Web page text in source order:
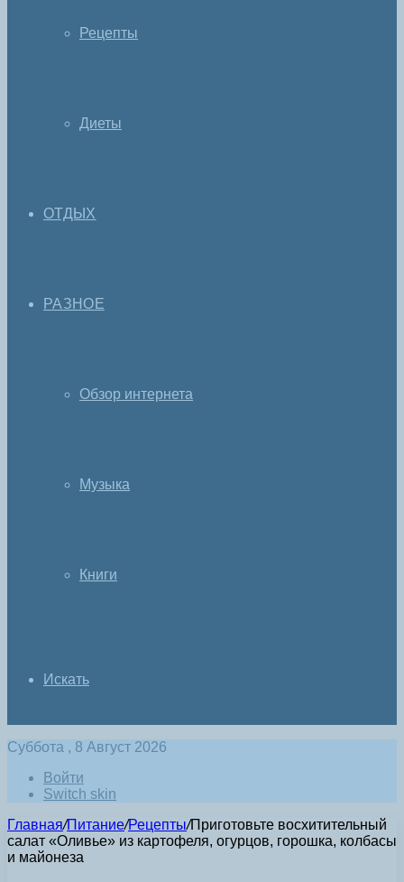
Рецепты
Диеты
ОТДЫХ
РАЗНОЕ
Обзор интернета
Музыка
Книги
Искать
Суббота , 8 Август 2026
Войти
Switch skin
Главная/Питание/Рецепты/Приготовьте восхитительный
салат «Оливье» из картофеля, огурцов, горошка, колбасы
и майонеза